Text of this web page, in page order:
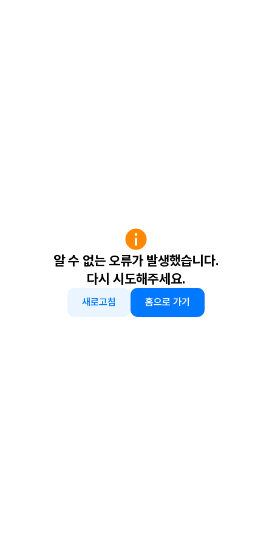
알 수 없는 오류가 발생했습니다.
다시 시도해주세요.
새로고침 홈으로 가기